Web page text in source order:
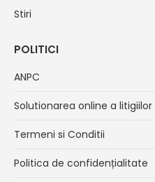
Stiri
POLITICI
ANPC
Solutionarea online a litigiilor
Termeni si Conditii
Politica de confidențialitate